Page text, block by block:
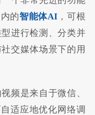
的智能体AI ，可根
进行检测、分类并
交媒体场景下的用
频是来自于微信、
适应地优化网络调